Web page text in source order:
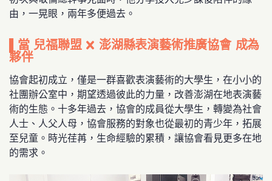
由，一晃眼，兩年多便過去。
▌當 兒福聯盟 X 澎湖縣表演藝術推廣協會 成為
夥伴
協會起初成立，僅是一群喜歡表演藝術的大學生，在小小的
社團辦公室中，期望透過彼此的力量，改善澎湖在地表演藝
術的生態。十多年過去，協會的成員從大學生，轉變為社會
人士、人父人母，協會服務的對象也從最初的青少年，拓展
至兒童。時光荏苒，生命經驗的累積，讓協會看見更多在地
的需求。